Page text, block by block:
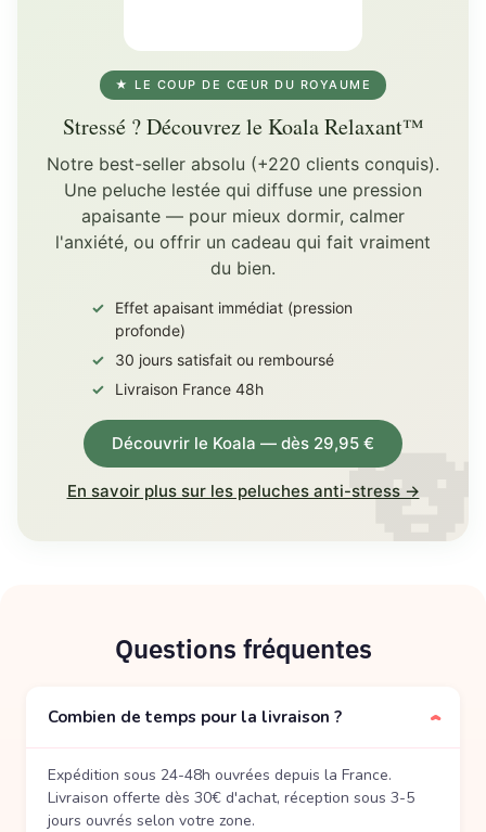
★ LE COUP DE CŒUR DU ROYAUME
Stressé ? Découvrez le Koala Relaxant™
Notre best-seller absolu (+220 clients conquis).
Une peluche lestée qui diffuse une pression
apaisante — pour mieux dormir, calmer
l'anxiété, ou offrir un cadeau qui fait vraiment
du bien.
Effet apaisant immédiat (pression
profonde)
30 jours satisfait ou remboursé
Livraison France 48h
Découvrir le Koala — dès 29,95 €
En savoir plus sur les peluches anti-stress →
Questions fréquentes
Combien de temps pour la livraison ? ›
Expédition sous 24-48h ouvrées depuis la France.
Livraison offerte dès 30€ d'achat, réception sous 3-5
jours ouvrés selon votre zone.